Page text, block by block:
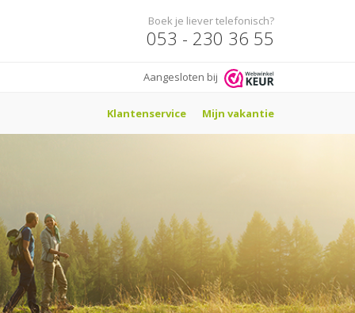
Boek je liever telefonisch?
053 - 230 36 55
Aangesloten bij
Klantenservice Mijn vakantie